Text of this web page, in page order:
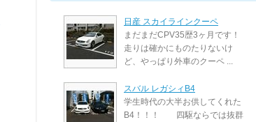
日産 スカイラインクーペ
まだまだCPV35歴3ヶ月です！
走りは確かにものたりないけ
ど、やっぱり外車のクーペ ...
スバル レガシィB4
学生時代の大半お供してくれた
B4！！！ 四駆ならでは抜群